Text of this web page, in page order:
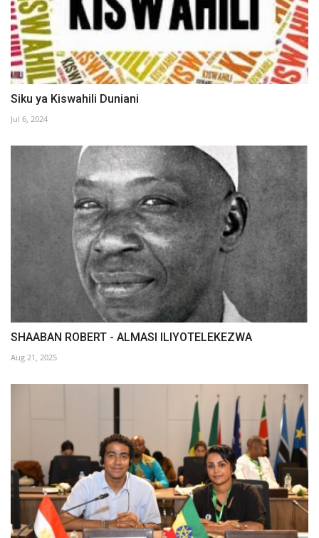
Siku ya Kiswahili Duniani
Jul 6, 2024
SHAABAN ROBERT - ALMASI ILIYOTELEKEZWA
Aug 21, 2025